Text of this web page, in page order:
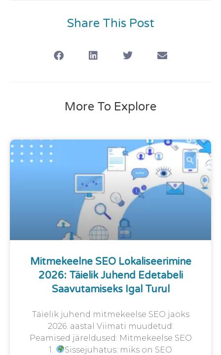
Share This Post
More To Explore
Mitmekeelne SEO Lokaliseerimine
2026: Täielik Juhend Edetabeli
Saavutamiseks Igal Turul
Täielik juhend mitmekeelse SEO jaoks
2026. aastal Viimati muudetud:
Peamised järeldused: Mitmekeelse SEO
1.
Sissejuhatus: miks on SEO